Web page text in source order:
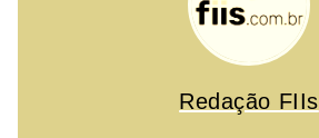
Redação FIIs